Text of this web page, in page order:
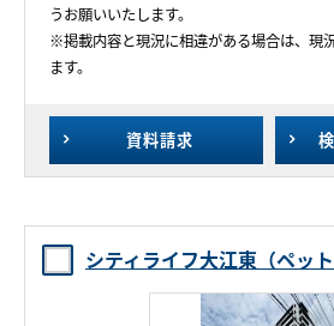
資料請求
うお願いいたします。
※掲載内容と現況に相違がある場合は、現
ます。
シティライフ大江東（ペッ